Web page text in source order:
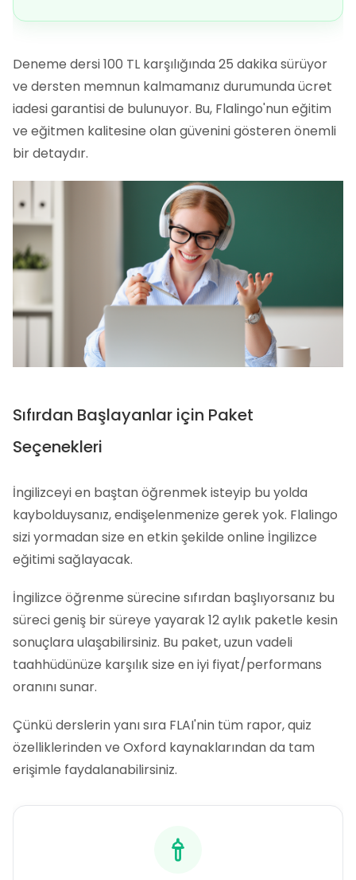
Deneme dersi 100 TL karşılığında 25 dakika sürüyor
ve dersten memnun kalmamanız durumunda ücret
iadesi garantisi de bulunuyor. Bu, Flalingo'nun eğitim
ve eğitmen kalitesine olan güvenini gösteren önemli
bir detaydır.
Sıfırdan Başlayanlar için Paket
Seçenekleri
İngilizceyi en baştan öğrenmek isteyip bu yolda
kaybolduysanız, endişelenmenize gerek yok. Flalingo
sizi yormadan size en etkin şekilde online İngilizce
eğitimi sağlayacak.
İngilizce öğrenme sürecine sıfırdan başlıyorsanız bu
süreci geniş bir süreye yayarak 12 aylık paketle kesin
sonuçlara ulaşabilirsiniz. Bu paket, uzun vadeli
taahhüdünüze karşılık size en iyi fiyat/performans
oranını sunar.
Çünkü derslerin yanı sıra FLAI'nin tüm rapor, quiz
özelliklerinden ve Oxford kaynaklarından da tam
erişimle faydalanabilirsiniz.